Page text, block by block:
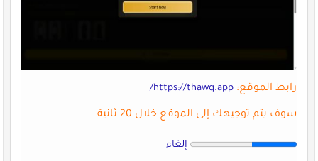
رابط الموقع: https://thawq.app/
سوف يتم توجيهك إلى الموقع خلال 20 ثانية
إلغاء